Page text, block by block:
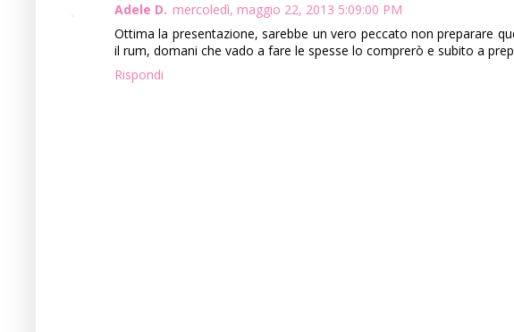
Adele D. mercoledì, maggio 22, 2013 5:09:00 PM
Ottima la presentazione, sarebbe un vero peccato non preparare
il rum, domani che vado a fare le spesse lo comprerò e subito a
Rispondi